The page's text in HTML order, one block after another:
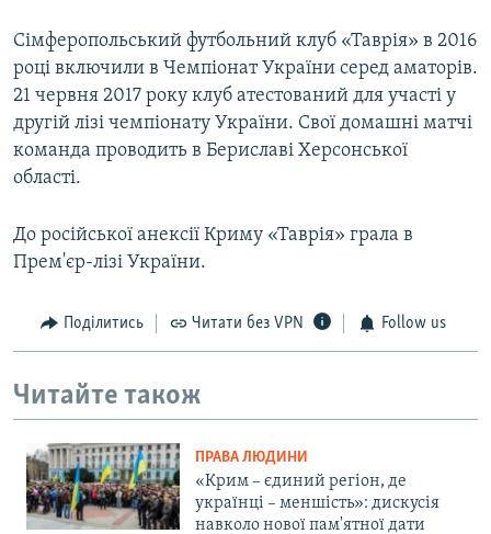
Сімферопольський футбольний клуб «Таврія» в 2016
році включили в Чемпіонат України серед аматорів.
21 червня 2017 року клуб атестований для участі у
другій лізі чемпіонату України. Свої домашні матчі
команда проводить в Бериславі Херсонської
області.
До російської анексії Криму «Таврія» грала в
Прем'єр-лізі України.
Поділитись Читати без VPN Follow us
Читайте також
ПРАВА ЛЮДИНИ
«Крим – єдиний регіон, де
українці – меншість»: дискусія
навколо нової пам'ятної дати